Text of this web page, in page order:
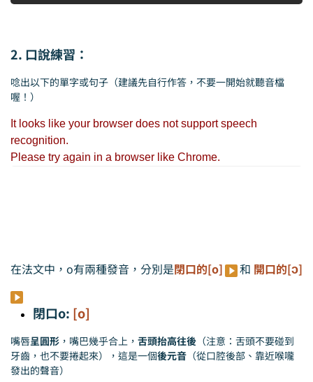
2. 口說練習：
唸出以下的單字或句子（建議先自行作答，不要一開始就聽音檔
喔！）
在法文中，o有兩種發音，分別是閉口的[o] 和 開口的[ɔ]
閉口o: [o]
嘴唇呈圓形 ，嘴巴幾乎合上， 舌頭抬高往後 （注意：舌頭不要碰到
牙齒，也不要捲起來），這是一個後元音 （從口腔後部、靠近喉嚨
發出的聲音）